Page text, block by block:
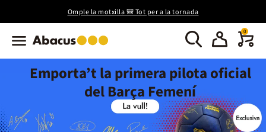
Omple la motxilla 🎒 Tot per a la tornada
0
Emporta’t la primera pilota oficial
del Barça Femení